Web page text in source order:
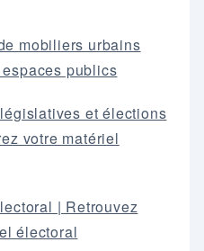
mobiliers urbains
publics
et élections
votre matériel
| Retrouvez
électoral